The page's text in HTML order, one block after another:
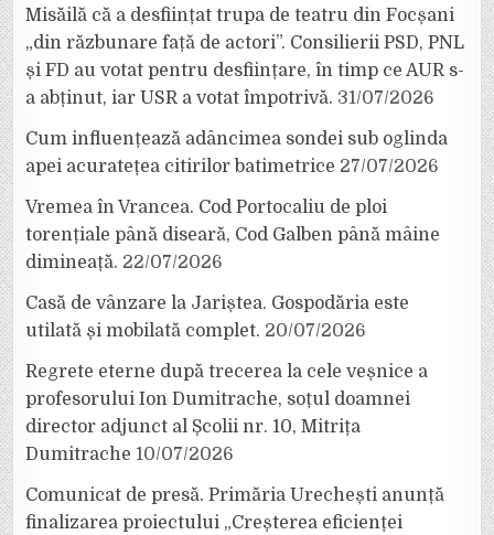
Misăilă că a desființat trupa de teatru din Focșani
„din răzbunare față de actori”. Consilierii PSD, PNL
și FD au votat pentru desființare, în timp ce AUR s-
a abținut, iar USR a votat împotrivă. 31/07/2026
Cum influențează adâncimea sondei sub oglinda
apei acuratețea citirilor batimetrice 27/07/2026
Vremea în Vrancea. Cod Portocaliu de ploi
torențiale până diseară, Cod Galben până mâine
dimineață. 22/07/2026
Casă de vânzare la Jariștea. Gospodăria este
utilată și mobilată complet. 20/07/2026
Regrete eterne după trecerea la cele veșnice a
profesorului Ion Dumitrache, soțul doamnei
director adjunct al Școlii nr. 10, Mitrița
Dumitrache 10/07/2026
Comunicat de presă. Primăria Urechești anunță
finalizarea proiectului „Creșterea eficienței